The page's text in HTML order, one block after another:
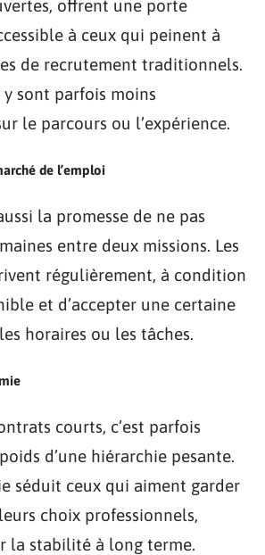
offrent une porte
à ceux qui peinent à
de recrutement traditionnels.
y sont parfois moins
le parcours ou l’expérience.
de l’emploi
la promesse de ne pas
entre deux missions. Les
régulièrement, à condition
et d’accepter une certaine
horaires ou les tâches.
courts, c’est parfois
d’une hiérarchie pesante.
séduit ceux qui aiment garder
choix professionnels,
la stabilité à long terme.